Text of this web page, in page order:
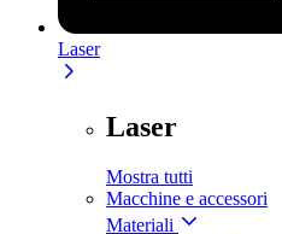
Laser
Laser
Mostra tutti
Macchine e accessori
Materiali